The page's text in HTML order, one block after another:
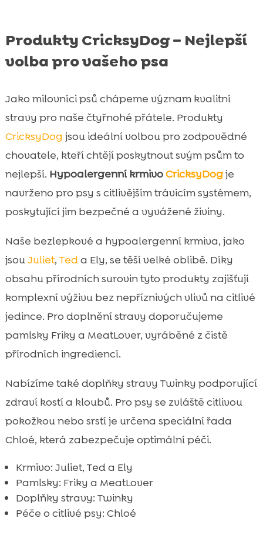
Produkty CricksyDog – Nejlepší
volba pro vašeho psa
Jako milovníci psů chápeme význam kvalitní
stravy pro naše čtyřnohé přátele. Produkty
CricksyDogjsou ideální volbou pro zodpovědné
chovatele, kteří chtějí poskytnout svým psům to
nejlepší. Hypoalergenní krmivoCricksyDogje
navrženo pro psy s citlivějším trávicím systémem,
poskytující jim bezpečné a vyvážené živiny.
Naše bezlepkové a hypoalergenní krmiva, jako
jsouJuliet, Teda Ely, se těší velké oblibě. Díky
obsahu přírodních surovin tyto produkty zajišťují
komplexní výživu bez nepříznivých vlivů na citlivé
jedince. Pro doplnění stravy doporučujeme
pamlsky Friky a MeatLover, vyráběné z čistě
přírodních ingrediencí.
Nabízíme také doplňky stravy Twinky podporující
zdraví kostí a kloubů. Pro psy se zvláště citlivou
pokožkou nebo srstí je určena speciální řada
Chloé, která zabezpečuje optimální péči.
Krmivo: Juliet, Ted a Ely
Pamlsky: Friky a MeatLover
Doplňky stravy: Twinky
Péče o citlivé psy: Chloé